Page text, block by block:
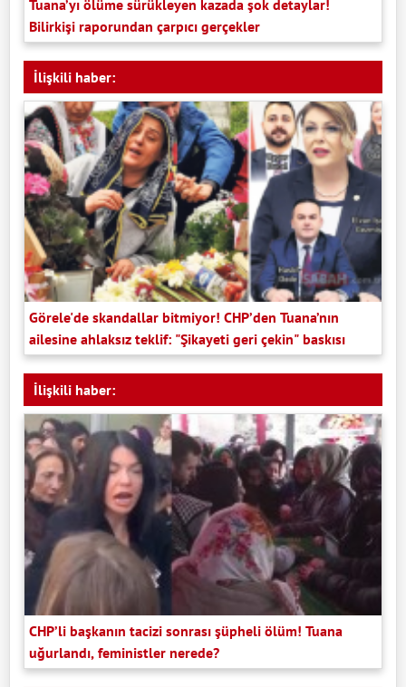
Tuana’yı ölüme sürükleyen kazada şok detaylar!
Bilirkişi raporundan çarpıcı gerçekler
İlişkili haber:
Görele'de skandallar bitmiyor! CHP’den Tuana’nın
ailesine ahlaksız teklif: "Şikayeti geri çekin" baskısı
İlişkili haber:
CHP’li başkanın tacizi sonrası şüpheli ölüm! Tuana
uğurlandı, feministler nerede?